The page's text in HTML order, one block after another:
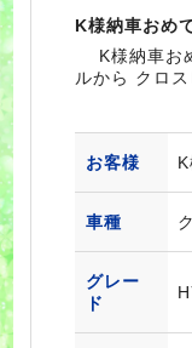
K様納車おめ
K様納車お
ルから クロ
お客様
車種
グレー
ド